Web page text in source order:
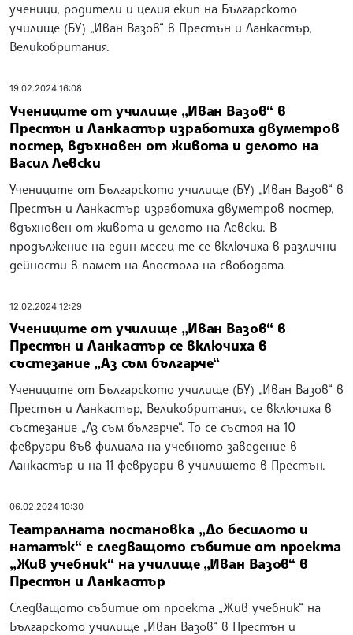
ученици, родители и целия екип на Българското
училище (БУ) „Иван Вазов“ в Престън и Ланкастър,
Великобритания.
19.02.2024 16:08
Учениците от училище „Иван Вазов“ в
Престън и Ланкастър изработиха двуметров
постер, вдъхновен от живота и делото на
Васил Левски
Учениците от Българското училище (БУ) „Иван Вазов“ в
Престън и Ланкастър изработиха двуметров постер,
вдъхновен от живота и делото на Левски. В
продължение на един месец те се включиха в различни
дейности в памет на Апостола на свободата.
12.02.2024 12:29
Учениците от училище „Иван Вазов“ в
Престън и Ланкастър се включиха в
състезание „Аз съм българче“
Учениците от Българското училище (БУ) „Иван Вазов“ в
Престън и Ланкастър, Великобритания, се включиха в
състезание „Аз съм българче“. То се състоя на 10
февруари във филиала на учебното заведение в
Ланкастър и на 11 февруари в училището в Престън.
06.02.2024 10:30
Театралната постановка „До бесилото и
нататък“ е следващото събитие от проекта
„Жив учебник“ на училище „Иван Вазов“ в
Престън и Ланкастър
Следващото събитие от проекта „Жив учебник“ на
Българското училище „Иван Вазов“ в Престън и